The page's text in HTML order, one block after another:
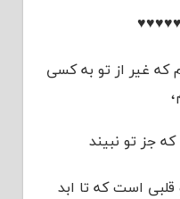
كه غیر از تو به كسی
جز تو نبیند
قلبی است كه تا ابد